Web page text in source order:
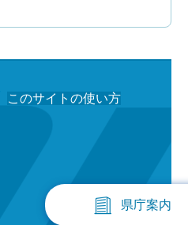
このサイトの使い方
県庁案内